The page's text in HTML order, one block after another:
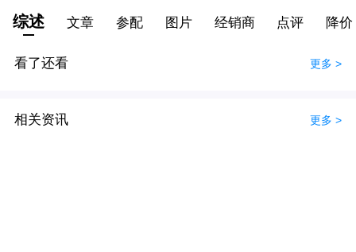
综述 文章 参配 图片 经销商 点评 降价
看了还看 更多 >
相关资讯 更多 >